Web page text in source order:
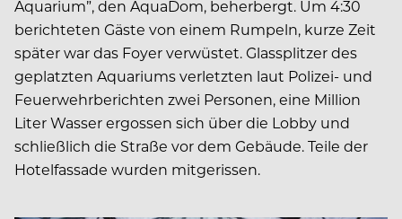
Aquarium”, den AquaDom, beherbergt. Um 4:30
berichteten Gäste von einem Rumpeln, kurze Zeit
später war das Foyer verwüstet. Glassplitzer des
geplatzten Aquariums verletzten laut Polizei- und
Feuerwehrberichten zwei Personen, eine Million
Liter Wasser ergossen sich über die Lobby und
schließlich die Straße vor dem Gebäude. Teile der
Hotelfassade wurden mitgerissen.